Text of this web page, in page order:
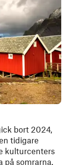
bort 2024,
tidigare
kulturcenters
på somrarna.